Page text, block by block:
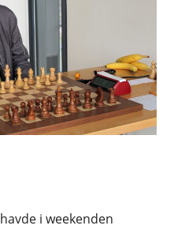
i weekenden